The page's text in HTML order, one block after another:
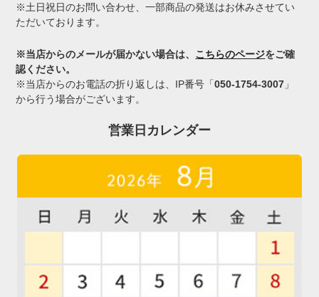
※土日祝日のお問い合わせ、一部商品の発送はお休みさせてい
ただいております。
※当店からのメールが届かない場合は、 こちらのページをご確
認ください。
※当店からのお電話の折り返しは、IP番号「050-1754-3007 」
から行う場合がございます。
営業日カレンダー